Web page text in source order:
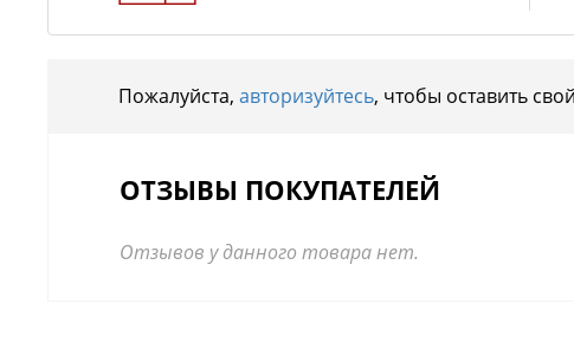
Пожалуйста, авторизуйтесь, чтобы оставить
ОТЗЫВЫ ПОКУПАТЕЛЕЙ
Отзывов у данного товара нет.